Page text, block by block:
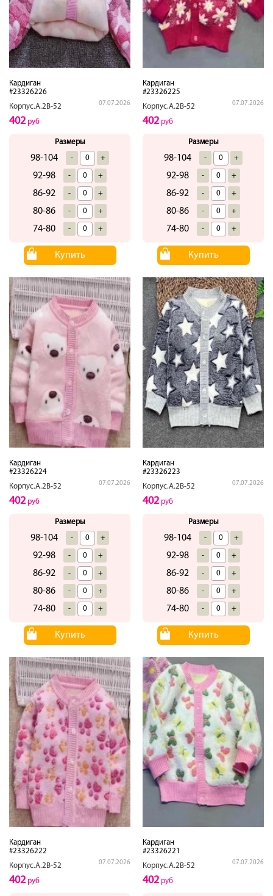
Кардиган
#23326226
Корпус.А.2В-52
07.07.2026
402руб
Размеры
98-104 - +
92-98 - +
86-92 - +
80-86 - +
74-80 - +
Купить
Кардиган
#23326225
Корпус.А.2В-52
07.07.2026
402руб
Размеры
98-104 - +
92-98 - +
86-92 - +
80-86 - +
74-80 - +
Купить
Кардиган
#23326224
Корпус.А.2В-52
07.07.2026
402руб
Размеры
98-104 - +
92-98 - +
86-92 - +
80-86 - +
74-80 - +
Купить
Кардиган
#23326223
Корпус.А.2В-52
07.07.2026
402руб
Размеры
98-104 - +
92-98 - +
86-92 - +
80-86 - +
74-80 - +
Купить
Кардиган
#23326222
Корпус.А.2В-52
07.07.2026
402руб
Кардиган
#23326221
Корпус.А.2В-52
07.07.2026
402руб